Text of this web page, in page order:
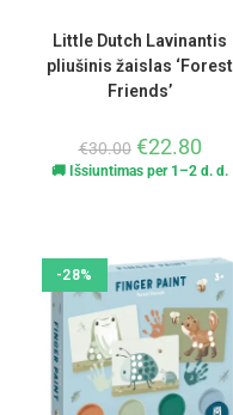
Little Dutch Lavinantis
pliušinis žaislas ‘Forest
Friends’
€30.00 €22.80
🚚 Išsiuntimas per 1–2 d. d.
-28%